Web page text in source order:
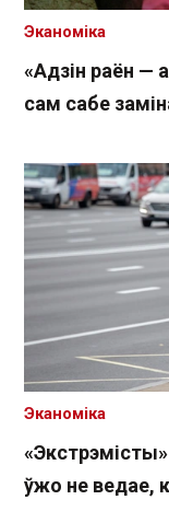
«Адзін раён —
сам сабе
Эканоміка
ўжо не ведае,
Эканоміка